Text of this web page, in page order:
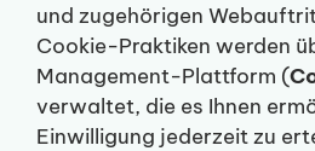
und zugehörigen
Cookie-Praktiken werden
Management-Plattform (
verwaltet, die es Ihnen
Einwilligung jederzeit zu